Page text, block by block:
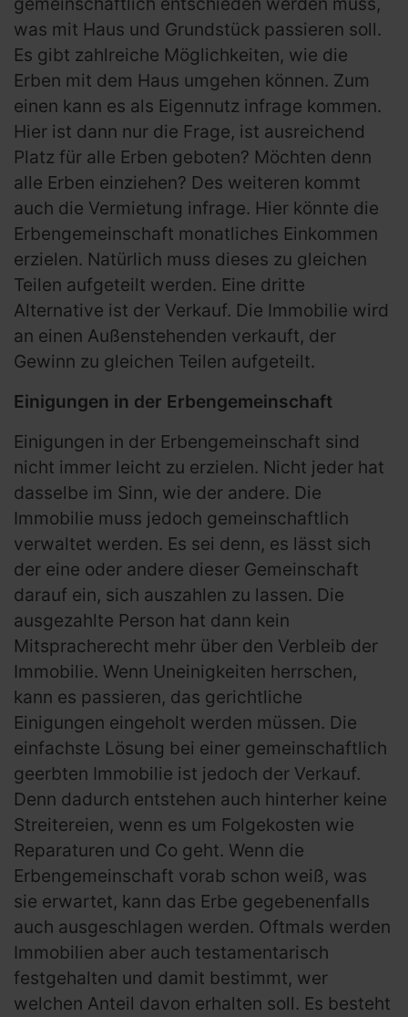
was mit Haus und Grundstück passieren soll.
Es gibt zahlreiche Möglichkeiten, wie die
Erben mit dem Haus umgehen können. Zum
einen kann es als Eigennutz infrage kommen.
Hier ist dann nur die Frage, ist ausreichend
Platz für alle Erben geboten? Möchten denn
alle Erben einziehen? Des weiteren kommt
auch die Vermietung infrage. Hier könnte die
Erbengemeinschaft monatliches Einkommen
erzielen. Natürlich muss dieses zu gleichen
Teilen aufgeteilt werden. Eine dritte
Alternative ist der Verkauf. Die Immobilie wird
an einen Außenstehenden verkauft, der
Gewinn zu gleichen Teilen aufgeteilt.
Einigungen in der Erbengemeinschaft
Einigungen in der Erbengemeinschaft sind
nicht immer leicht zu erzielen. Nicht jeder hat
dasselbe im Sinn, wie der andere. Die
Immobilie muss jedoch gemeinschaftlich
verwaltet werden. Es sei denn, es lässt sich
der eine oder andere dieser Gemeinschaft
darauf ein, sich auszahlen zu lassen. Die
ausgezahlte Person hat dann kein
Mitspracherecht mehr über den Verbleib der
Immobilie. Wenn Uneinigkeiten herrschen,
kann es passieren, das gerichtliche
Einigungen eingeholt werden müssen. Die
einfachste Lösung bei einer gemeinschaftlich
geerbten Immobilie ist jedoch der Verkauf.
Denn dadurch entstehen auch hinterher keine
Streitereien, wenn es um Folgekosten wie
Reparaturen und Co geht. Wenn die
Erbengemeinschaft vorab schon weiß, was
sie erwartet, kann das Erbe gegebenenfalls
auch ausgeschlagen werden. Oftmals werden
Immobilien aber auch testamentarisch
festgehalten und damit bestimmt, wer
welchen Anteil davon erhalten soll. Es besteht